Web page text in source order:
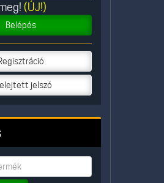
(ÚJ!)
Belépés
jelszó